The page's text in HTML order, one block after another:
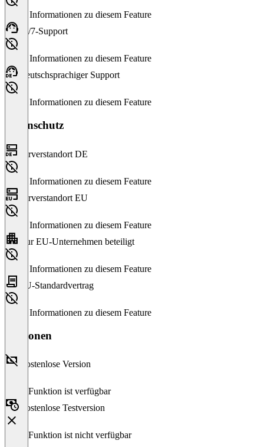
Keine Informationen zu diesem Feature
24/7-Support
Keine Informationen zu diesem Feature
Deutschsprachiger Support
Keine Informationen zu diesem Feature
Datenschutz
Serverstandort DE
Keine Informationen zu diesem Feature
Serverstandort EU
Keine Informationen zu diesem Feature
Nur EU-Unternehmen beteiligt
Keine Informationen zu diesem Feature
EU-Standardvertrag
Keine Informationen zu diesem Feature
Versionen
Kostenlose Version
Diese Funktion ist verfügbar
Kostenlose Testversion
Diese Funktion ist nicht verfügbar